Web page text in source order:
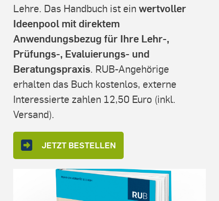
Lehre. Das Handbuch ist ein wertvoller
Ideenpool mit direktem
Anwendungsbezug für Ihre Lehr-,
Prüfungs-, Evaluierungs- und
Beratungspraxis. RUB-Angehörige
erhalten das Buch kostenlos, externe
Interessierte zahlen 12,50 Euro (inkl.
Versand).
JETZT BESTELLEN